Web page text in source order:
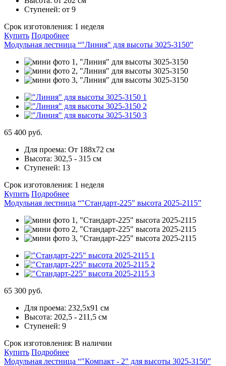
Ступеней: от 9
Срок изготовления: 1 неделя
Купить Подробнее
Модульная лестница “"Линия" для высоты 3025-3150”
65 400 руб.
Для проема: От 188х72 см
Высота: 302,5 - 315 см
Ступеней: 13
Срок изготовления: 1 неделя
Купить Подробнее
Модульная лестница “"Стандарт-225" высота 2025-2115”
65 300 руб.
Для проема: 232,5х91 см
Высота: 202,5 - 211,5 см
Ступеней: 9
Срок изготовления: В наличии
Купить Подробнее
Модульная лестница “"Компакт - 2" для высоты 3025-3150”